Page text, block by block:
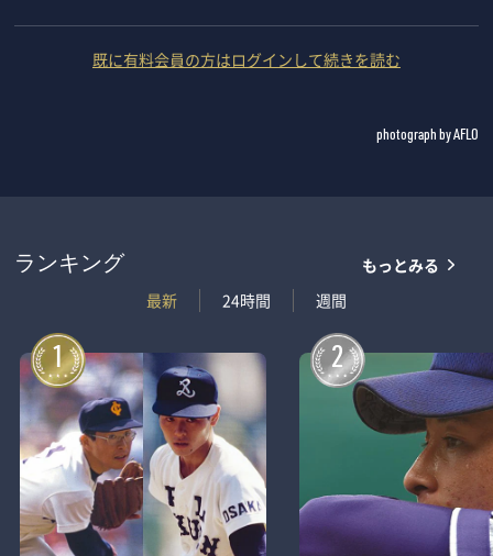
既に有料会員の方はログインして続きを読む
photograph by AFLO
ランキング
最新
24時間 週間
もっとみる
1 2